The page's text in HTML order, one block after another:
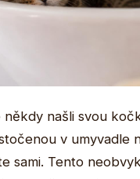
někdy našli svou
v umyvadle
sami. Tento